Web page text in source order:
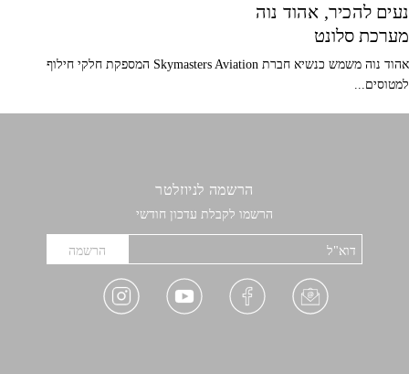
נעים להכיר, אהוד נוה
מערכת סלונט
אהוד נוה משמש כנשיא חברת Skymasters Aviation המספקת חלקי חילוף
למטוסים...
הרשמה לניוזלטר
הרשמו לקבלת עדכון חודשי